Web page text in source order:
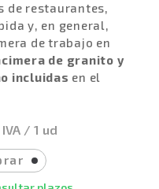
de restaurantes,
y, en general,
de trabajo en
de granito y
incluidas en el
IVA / 1 ud